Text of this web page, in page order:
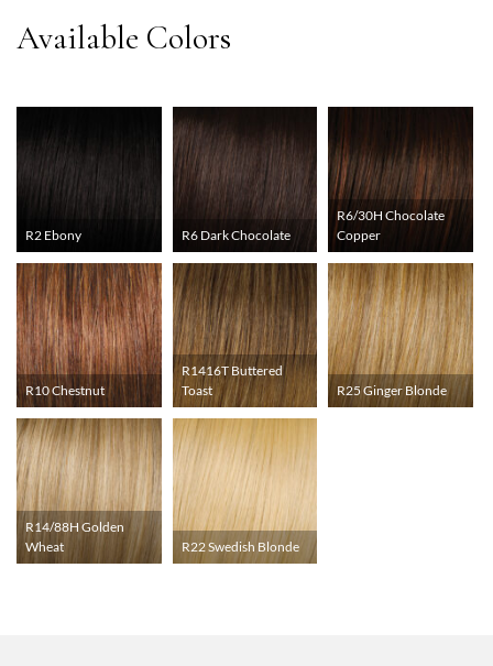
R2 Ebony R6 Dark Chocolate
R6/30H Chocolate
Copper
R10 Chestnut
R1416T Buttered
Toast
R25 Ginger Blonde
R14/88H Golden
Wheat
R22 Swedish Blonde